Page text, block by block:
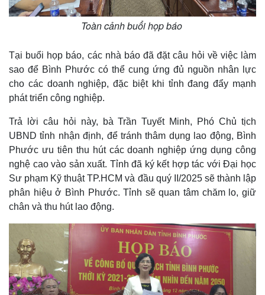
Toàn cảnh buổi họp báo
Tại buổi họp báo, các nhà báo đã đặt câu hỏi về việc làm
sao để Bình Phước có thể cung ứng đủ nguồn nhân lực
cho các doanh nghiệp, đặc biệt khi tỉnh đang đẩy mạnh
phát triển công nghiệp.
Trả lời câu hỏi này, bà Trần Tuyết Minh, Phó Chủ tịch
UBND tỉnh nhận định, để tránh thâm dụng lao động, Bình
Phước ưu tiên thu hút các doanh nghiệp ứng dụng công
nghệ cao vào sản xuất. Tỉnh đã ký kết hợp tác với Đại học
Sư phạm Kỹ thuật TP.HCM và đầu quý II/2025 sẽ thành lập
phân hiệu ở Bình Phước. Tỉnh sẽ quan tâm chăm lo, giữ
chân và thu hút lao động.